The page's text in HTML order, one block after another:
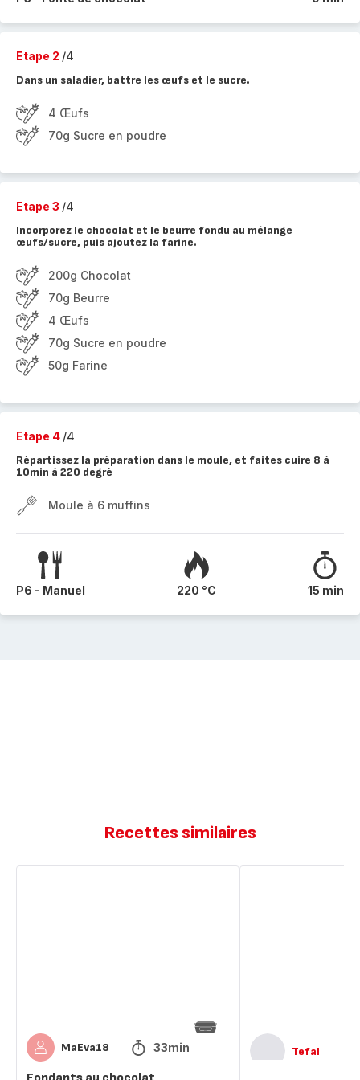
Etape 2 /4
Dans un saladier, battre les œufs et le sucre.
4 Œufs
70g Sucre en poudre
Etape 3 /4
Incorporez le chocolat et le beurre fondu au mélange
œufs/sucre, puis ajoutez la farine.
200g Chocolat
70g Beurre
4 Œufs
70g Sucre en poudre
50g Farine
Etape 4 /4
Répartissez la préparation dans le moule, et faites cuire 8 à
10min à 220 degré
Moule à 6 muffins
P6 - Manuel 220 °C 15 min
Recettes similaires
MaEva18 33min Tefal